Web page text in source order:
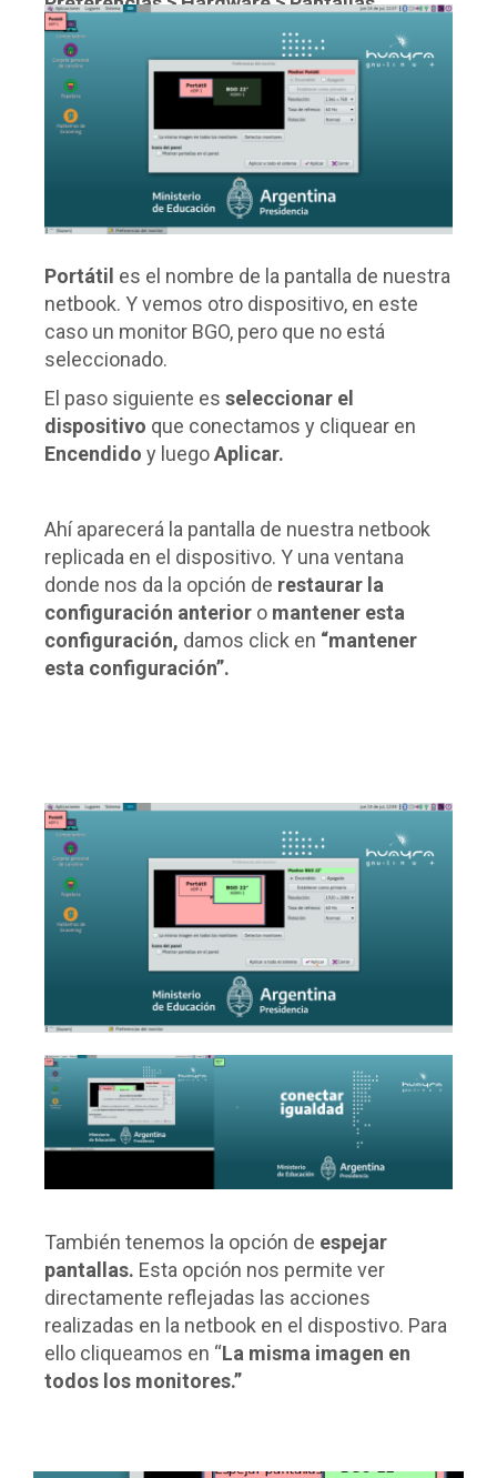
Se nos abrirá la siguiente ventana:
Portátil es el nombre de la pantalla de nuestra
netbook. Y vemos otro dispositivo, en este
caso un monitor BGO, pero que no está
seleccionado.
El paso siguiente es seleccionar el
dispositivo que conectamos y cliquear en
Encendido y luegoAplicar.
Ahí aparecerá la pantalla de nuestra netbook
replicada en el dispositivo. Y una ventana
donde nos da la opción de restaurar la
configuración anterior o mantener esta
configuración, damos click en “mantener
esta configuración”.
También tenemos la opción de espejar
pantallas. Esta opción nos permite ver
directamente reflejadas las acciones
realizadas en la netbook en el dispostivo. Para
ello cliqueamos en “La misma imagen en
todos los monitores.”